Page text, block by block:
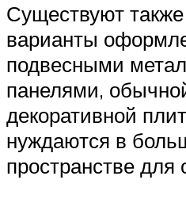
Существуют
варианты
подвесными
панелями,
декоративной
нуждаются в
пространстве для